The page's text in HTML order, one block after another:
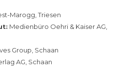
Marogg, Triesen
Medienbüro Oehri & Kaiser AG,
Group, Schaan
AG, Schaan